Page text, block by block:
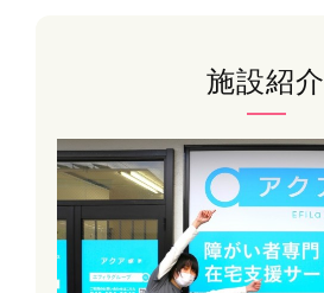
17:00
訪問業務
業務が終わったら直帰します。
【支援内容ごとの時給】
移動支援時 1,500円
家事支援時 1,500円
在宅介護時 2,000円
重度訪問介護時1,500円
施設紹介